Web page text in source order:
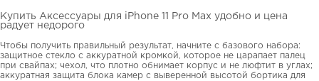
Купить Аксессуары для iPhone 11 Pro Max удобно и цена
радует недорого
Чтобы получить правильный результат, начните с базового набора:
защитное стекло с аккуратной кромкой, которое не царапает палец
при свайпах; чехол, что плотно обнимает корпус и не люфтит в углах;
аккуратная защита блока камер с выверенной высотой бортика для